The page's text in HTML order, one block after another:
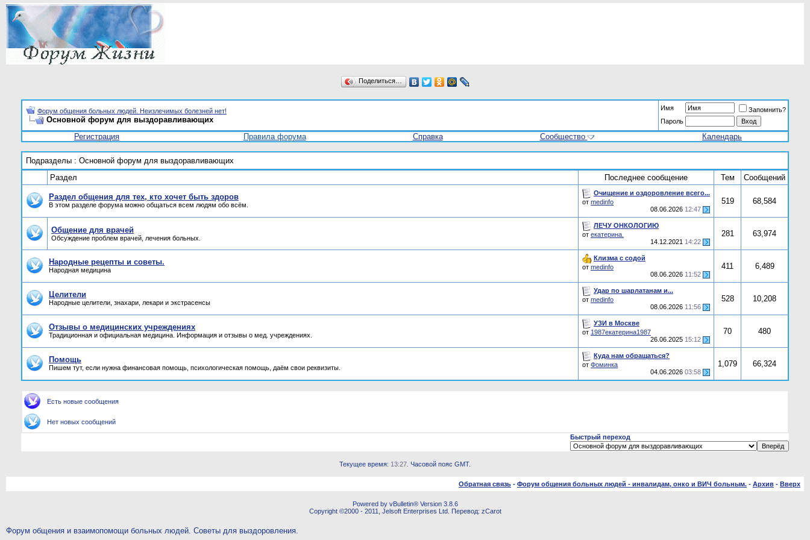
Поделиться…
Форум общения больных людей. Неизлечимых болезней нет!
Основной форум для выздоравливающих
Имя
Запомнить?
Пароль
Регистрация Правила форума Справка Сообщество Календарь
Подразделы : Основной форум для выздоравливающих
Раздел
Последнее сообщение Тем Сообщений
Раздел общения для тех, кто хочет быть здоров
В этом разделе форума можно общаться всем людям обо всём.
Очищение и оздоровление всего...
от medinfo
08.06.2026 12:47
519 68,584
Общение для врачей
Обсуждение проблем врачей, лечения больных.
ЛЕЧУ ОНКОЛОГИЮ
от екатерина.
14.12.2021 14:22
281 63,974
Народные рецепты и советы.
Народная медицина
Клизма с содой
от medinfo
08.06.2026 11:52
411 6,489
Целители
Народные целители, знахари, лекари и экстрасенсы
Удар по шарлатанам и...
от medinfo
08.06.2026 11:56
528 10,208
Отзывы о медицинских учреждениях
Традиционная и официальная медицина. Информация и отзывы о мед. учреждениях.
УЗИ в Москве
от 1987екатерина1987
26.06.2025 15:12
70 480
Помощь
Пишем тут, если нужна финансовая помощь, психологическая помощь, даём свои реквизиты.
Куда нам обращаться?
от Фоминка
04.06.2026 03:58
1,079 66,324
Есть новые сообщения
Нет новых сообщений
Быстрый переход
Текущее время: 13:27 . Часовой пояс GMT.
Обратная связь - Форум общения больных людей - инвалидам, онко и ВИЧ больным. - Архив - Вверх
Powered by vBulletin® Version 3.8.6
Copyright ©2000 - 2011, Jelsoft Enterprises Ltd. Перевод: zCarot
Форум общения и взаимопомощи больных людей. Советы для выздоровления.